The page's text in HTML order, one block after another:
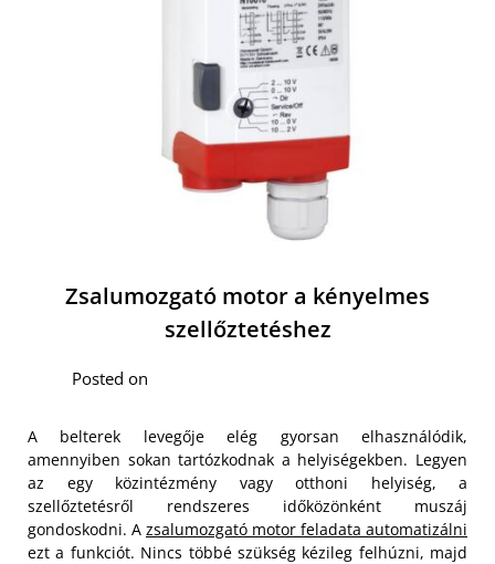
Zsalumozgató motor a kényelmes
szellőztetéshez
Posted on
A belterek levegője elég gyorsan elhasználódik,
amennyiben sokan tartózkodnak a helyiségekben. Legyen
az egy közintézmény vagy otthoni helyiség, a
szellőztetésről rendszeres időközönként muszáj
gondoskodni. A zsalumozgató motor feladata automatizálni
ezt a funkciót. Nincs többé szükség kézileg felhúzni, majd